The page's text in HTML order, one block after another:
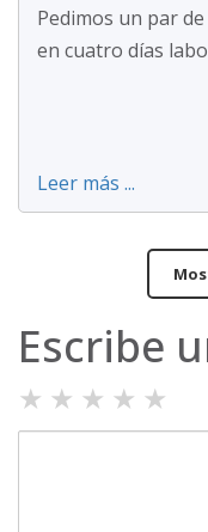
Pedimos un par
en cuatro días
Leer más ...
Escribe
★ ★ ★ ★ ★